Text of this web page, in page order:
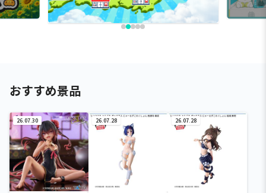
おすすめ景品
26.07.30 26.07.28 26.07.28